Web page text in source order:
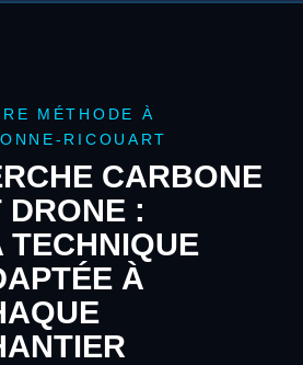
MÉTHODE À
RICOUART
CARBONE
DRONE :
TECHNIQUE
À